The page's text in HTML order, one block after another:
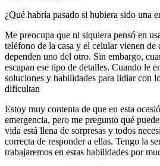
¿Qué habría pasado si hubiera sido una
Me preocupa que ni siquiera pensó en
teléfono de la casa y el celular vienen de
dependen uno del otro. Sin embargo,
escapan ese tipo de detalles. Cuando le
soluciones y habilidades para lidiar con
dificultan
Estoy muy contenta de que en esta
emergencia, pero me pregunto qué
vida está llena de sorpresas y todos
correcta de responder a ellas. Tengo la
trabajaremos en estas habilidades por